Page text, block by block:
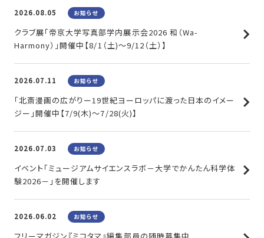
2026.08.05 お知らせ
クラブ展「帝京大学写真部学内展示会2026 和（Wa-
Harmony）」開催中【8/1（土)～9/12（土）】
2026.07.11 お知らせ
「北斎漫画の広がりー19世紀ヨーロッパに渡った日本のイメー
ジー」開催中【7/9(木)～7/28(火)】
2026.07.03 お知らせ
イベント「ミュージアムサイエンスラボ－大学でかんたん科学体
験2026－」を開催します
2026.06.02 お知らせ